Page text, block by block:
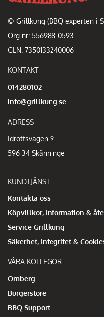
© Grillkung (BBQ experten i
Org nr: 556988-0593
GLN: 7350133240006
KONTAKT
014280102
info@grillkung.se
ADRESS
Idrottsvägen 9
596 34 Skänninge
KUNDTJÄNST
Kontakta oss
Köpvillkor, Information &
Service Grillkung
Säkerhet, Integritet &
VÅRA KOLLEGOR
Omberg
Burgerstore
BBQ Support